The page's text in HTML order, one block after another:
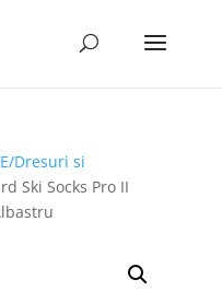
Dresuri si
Ski Socks Pro II